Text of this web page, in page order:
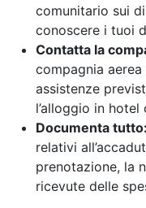
comunitario sui
conoscere i tuoi
Contatta la
compagnia
assistenze
l’alloggio in
Documenta tutto:
relativi
prenotazione, la
ricevute delle